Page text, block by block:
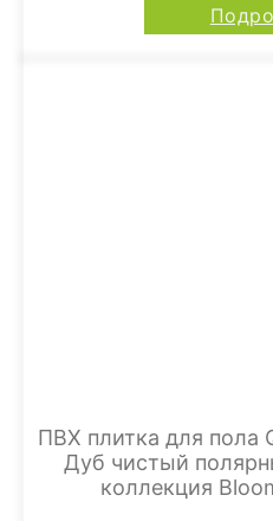
ПВХ плитка для пола
Дуб чистый
коллекция